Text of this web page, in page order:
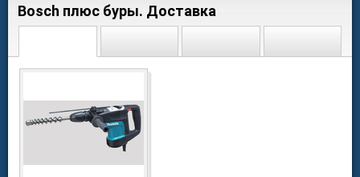
Bosch плюс буры. Доставка